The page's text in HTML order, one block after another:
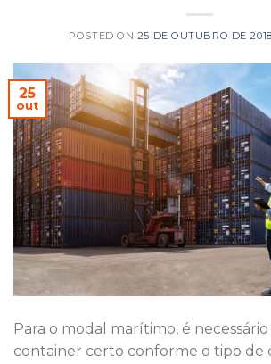
POSTED ON 25 DE OUTUBRO DE 2018
25
out
Para o modal marítimo, é
container certo conforme o tipo de